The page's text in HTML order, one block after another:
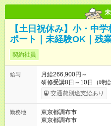
【土日祝休み】小・中
ポート｜未経験OK｜残
契約社員
給与
月給266,900円～
研修受講8日～10日（時給1500円） 【試用期
試用期間の長さ：6ヶ月
部分があります。 雇用
はアルバイトの雇用形態
試用期間終了後と同様の
交通費別途支給あり
勤務地
東京都調布市
東京都調布市